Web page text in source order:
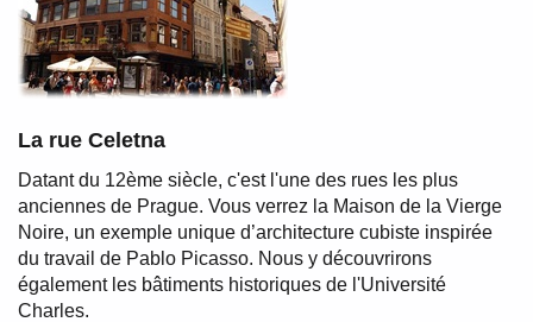
La rue Celetna
Datant du 12ème siècle, c'est l'une des rues les plus
anciennes de Prague. Vous verrez la Maison de la Vierge
Noire, un exemple unique d’architecture cubiste inspirée
du travail de Pablo Picasso. Nous y découvrirons
également les bâtiments historiques de l'Université
Charles.